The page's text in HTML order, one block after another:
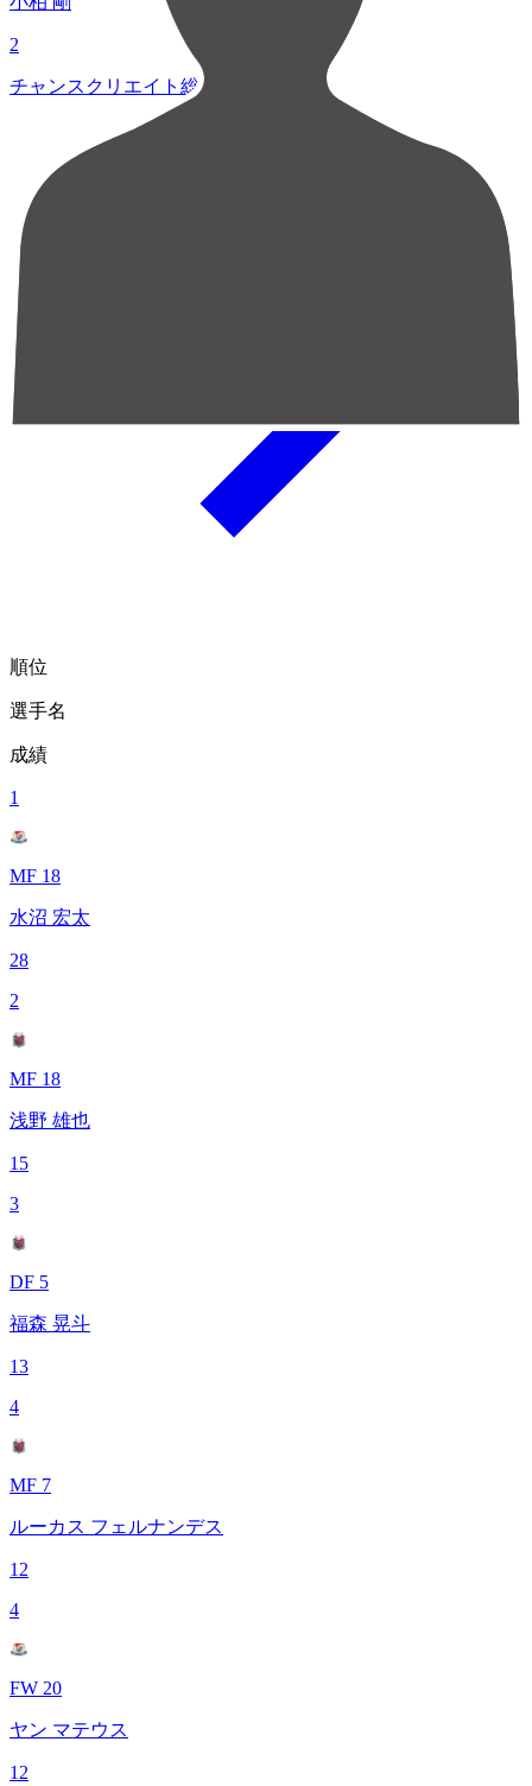
2
チャンスクリエイト総数
順位
選手名
成績
1
MF 18
水沼 宏太
28
2
MF 18
浅野 雄也
15
3
DF 5
福森 晃斗
13
4
MF 7
ルーカス フェルナンデス
12
4
FW 20
ヤン マテウス
12